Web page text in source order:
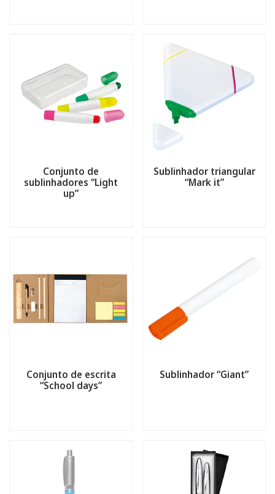
Conjunto de
sublinhadores “Light
up”
Sublinhador triangular
“Mark it”
Conjunto de escrita
“School days”
Sublinhador “Giant”